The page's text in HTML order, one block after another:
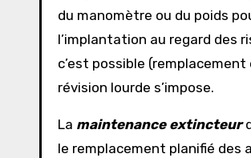
du manomètre ou du poids
l’implantation au regard des
c’est possible
révision lourde s’impose.
La maintenance extincteur
le remplacement planifié des